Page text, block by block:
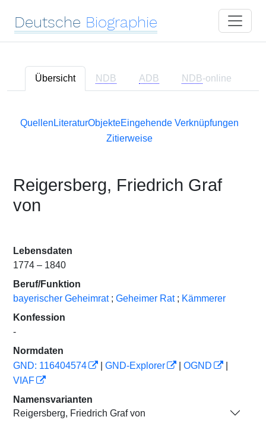
Deutsche Biographie
Übersicht NDB ADB NDB-online
Quellen LiteraturObjekteEingehende Verknüpfungen
Zitierweise
Reigersberg, Friedrich Graf
von
Lebensdaten
1774 – 1840
Beruf/Funktion
bayerischer Geheimrat ; Geheimer Rat ; Kämmerer
Konfession
-
Normdaten
GND: 116404574
GND-Explorer OGND
VIAF
Namensvarianten
Reigersberg, Friedrich Graf von